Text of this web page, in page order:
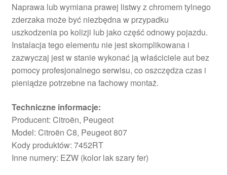
Naprawa lub wymiana prawej listwy z chromem tylnego
zderzaka może być niezbędna w przypadku
uszkodzenia po kolizji lub jako część odnowy pojazdu.
Instalacja tego elementu nie jest skomplikowana i
zazwyczaj jest w stanie wykonać ją właściciele aut bez
pomocy profesjonalnego serwisu, co oszczędza czas i
pieniądze potrzebne na fachowy montaż.
Techniczne informacje:
Producent: Citroën, Peugeot
Model: Citroën C8, Peugeot 807
Kody produktów: 7452RT
Inne numery: EZW (kolor lak szary fer)